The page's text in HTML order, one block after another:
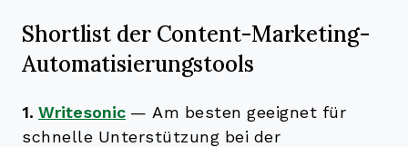
Shortlist der Content-Marketing-
Automatisierungstools
1. Writesonic — Am besten geeignet für
schnelle Unterstützung bei der